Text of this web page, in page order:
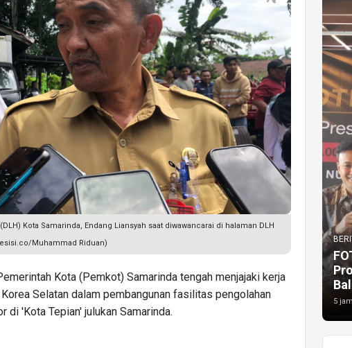
Kota Samarinda, Endang Liansyah saat diwawancarai di halaman DLH
Muhammad Riduan)
Kota (Pemkot) Samarinda tengah menjajaki kerja
Selatan dalam pembangunan fasilitas pengolahan
di 'Kota Tepian' julukan Samarinda.
5